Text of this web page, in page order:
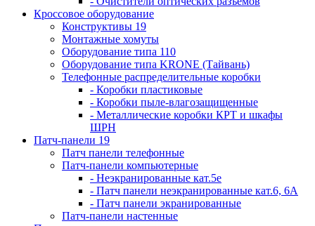
Кроссовое оборудование
Конструктивы 19
Монтажные хомуты
Оборудование типа 110
Оборудование типа KRONE (Тайвань)
Телефонные распределительные коробки
- Коробки пластиковые
- Коробки пыле-влагозащищенные
- Металлические коробки КРТ и шкафы
ШРН
Патч-панели 19
Патч панели телефонные
Патч-панели компьютерные
- Неэкранированные кат.5е
- Патч панели неэкранированные кат.6, 6А
- Патч панели экранированные
Патч-панели настенные